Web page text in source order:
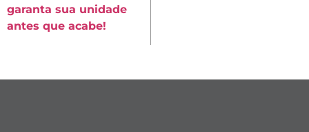
garanta sua unidade
antes que acabe!